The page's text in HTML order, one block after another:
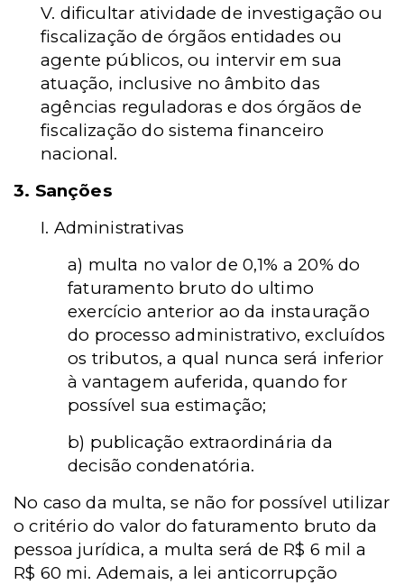
V. dificultar atividade de investigação ou
fiscalização de órgãos entidades ou
agente públicos, ou intervir em sua
atuação, inclusive no âmbito das
agências reguladoras e dos órgãos de
fiscalização do sistema financeiro
nacional.
3. Sanções
I. Administrativas
a) multa no valor de 0,1% a 20% do
faturamento bruto do ultimo
exercício anterior ao da instauração
do processo administrativo, excluídos
os tributos, a qual nunca será inferior
à vantagem auferida, quando for
possível sua estimação;
b) publicação extraordinária da
decisão condenatória.
No caso da multa, se não for possível utilizar
o critério do valor do faturamento bruto da
pessoa jurídica, a multa será de R$ 6 mil a
R$ 60 mi. Ademais, a lei anticorrupção